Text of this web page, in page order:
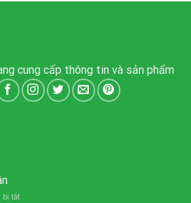
cung cấp thông tin và sản phẩm
bị tắtở